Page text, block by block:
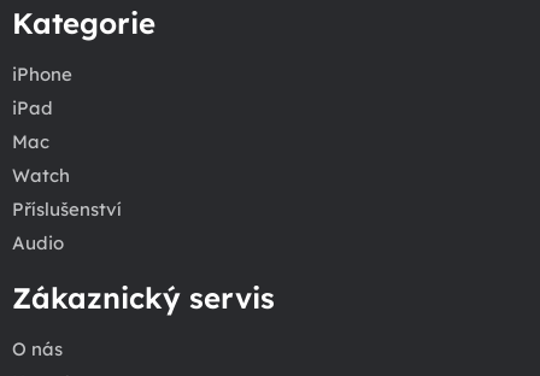
Kategorie
iPhone
iPad
Mac
Watch
Příslušenství
Audio
Zákaznický servis
O nás